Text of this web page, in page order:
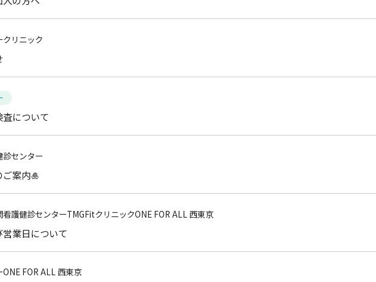
リニック
査について
診センター
案内🎍
看護健診センターTMGFitクリニックONE FOR ALL 西東京
業日について
FOR ALL 西東京